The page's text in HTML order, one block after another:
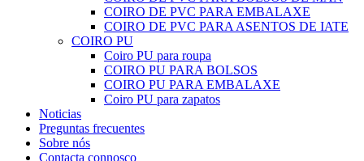
COIRO DE PVC PARA EMBALAXE
COIRO DE PVC PARA ASENTOS DE IATE
COIRO PU
Coiro PU para roupa
COIRO PU PARA BOLSOS
COIRO PU PARA EMBALAXE
Coiro PU para zapatos
Noticias
Preguntas frecuentes
Sobre nós
Contacta connosco